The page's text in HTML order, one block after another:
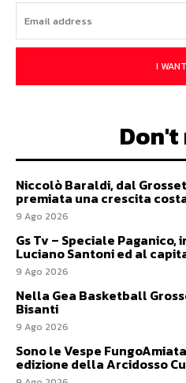
I
Don't
Niccolò Baraldi, dal
premiata una crescita
9 Ago 2026
Gs Tv – Speciale
Luciano Santoni ed al
9 Ago 2026
Nella Gea Basketball
Bisanti
9 Ago 2026
Sono le Vespe
edizione della Arcidosso